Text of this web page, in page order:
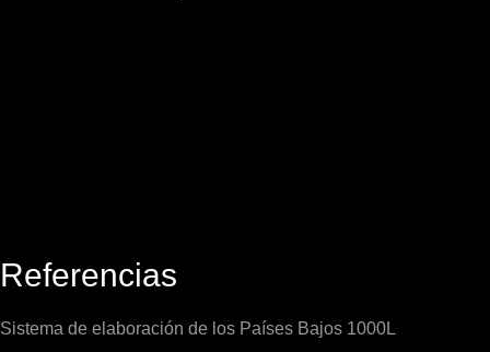
Referencias
Sistema de elaboración de los Países Bajos 1000L